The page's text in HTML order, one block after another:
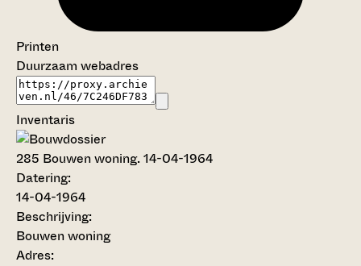
Printen
Duurzaam webadres
Inventaris
285 Bouwen woning. 14-04-1964
Datering:
14-04-1964
Beschrijving:
Bouwen woning
Adres: